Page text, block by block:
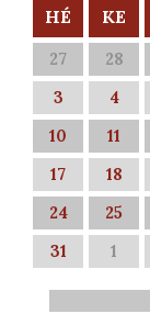
HÉ KE
27 28
3
4
10
11
17
18
24
25
31
1